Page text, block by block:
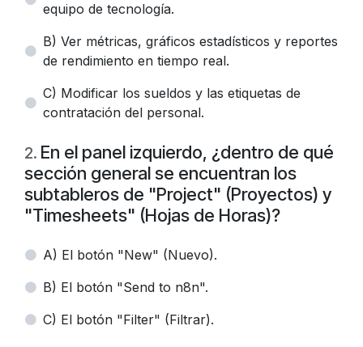
equipo de tecnología.
B) Ver métricas, gráficos estadísticos y reportes
de rendimiento en tiempo real.
C) Modificar los sueldos y las etiquetas de
contratación del personal.
2. En el panel izquierdo, ¿dentro de qué
sección general se encuentran los
subtableros de "Project" (Proyectos) y
"Timesheets" (Hojas de Horas)?
A) El botón "New" (Nuevo).
B) El botón "Send to n8n".
C) El botón "Filter" (Filtrar).